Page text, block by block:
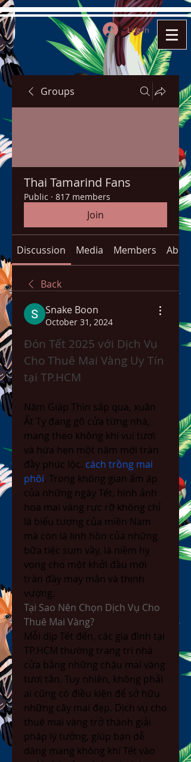
Log In
Groups
Thai Tamarind Fans
Public · 817 members
Join
Discussion Media Members About
Back
Snake Boon
October 31, 2024
Đón Tết 2025 với Dịch Vụ
Cho Thuê Mai Vàng Uy Tín
tại TP.HCM
Năm Giáp Thìn sắp qua, xuân
Ất Tỵ đang gõ cửa từng nhà,
mang theo không khí vui tươi
và hứa hẹn một năm mới tràn
đầy phúc lộc. cách trồng mai
phôi. Trong không gian ấm áp
của những ngày Tết, hình ảnh
hoa mai vàng rực rỡ không chỉ
là biểu tượng của miền Nam
mà còn là linh hồn của những
bữa tiệc sum vầy, là niềm hy
vọng cho một khởi đầu mới
tràn đầy may mắn và thịnh
vượng.
Tại Sao Nên Chọn Dịch Vụ Cho
Thuê Mai Vàng?
Mỗi dịp Tết đến, các gia đình tại
TP.HCM thường trang trí nhà
cửa bằng những chậu mai vàng
tươi tắn. Tuy nhiên, không phải
ai cũng có điều kiện để sở hữu
những cây mai đẹp. Dịch vụ cho
thuê mai vàng trở thành giải
pháp lý tưởng, giúp bạn dễ
dàng mang không khí Tết vào